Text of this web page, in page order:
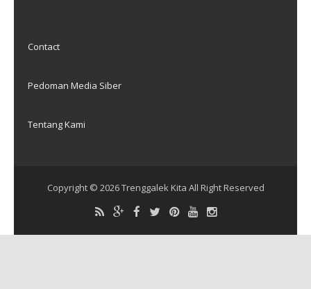
Contact
Pedoman Media Siber
Tentang Kami
Copyright © 2026Trenggalek Kita All Right Reserved